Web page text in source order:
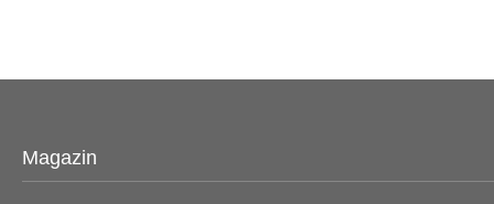
Magazin